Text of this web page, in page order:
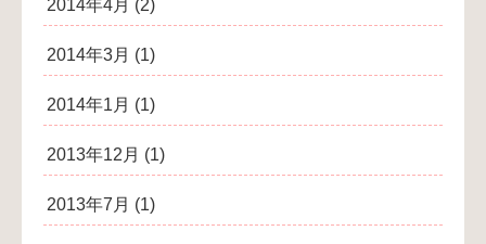
2014年4月 (2)
2014年3月 (1)
2014年1月 (1)
2013年12月 (1)
2013年7月 (1)